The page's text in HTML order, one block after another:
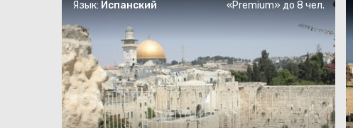
Язык: Испанский «Premium» до 8 чел.